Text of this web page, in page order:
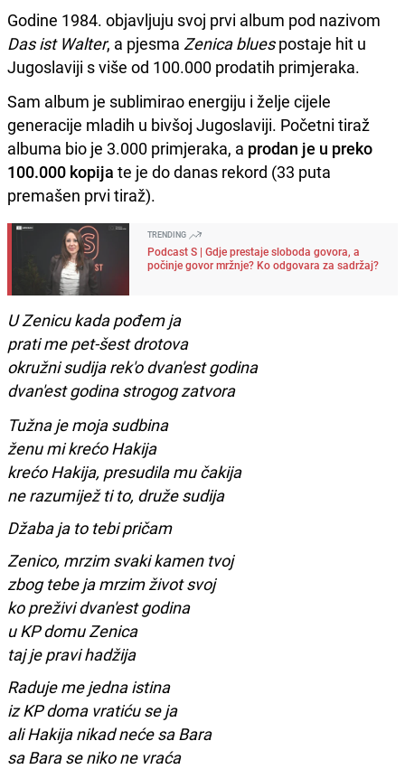
Godine 1984. objavljuju svoj prvi album pod nazivom
Das ist Walter, a pjesma Zenica bluespostaje hit u
Jugoslaviji s više od 100.000 prodatih primjeraka.
Sam album je sublimirao energiju i želje cijele
generacije mladih u bivšoj Jugoslaviji. Početni tiraž
albuma bio je 3.000 primjeraka, a prodan je u preko
100.000 kopija te je do danas rekord (33 puta
premašen prvi tiraž).
TRENDING
Podcast S | Gdje prestaje sloboda govora, a
počinje govor mržnje? Ko odgovara za sadržaj?
U Zenicu kada pođem ja
prati me pet-šest drotova
okružni sudija rek'o dvan'est godina
dvan'est godina strogog zatvora
Tužna je moja sudbina
ženu mi krećo Hakija
krećo Hakija, presudila mu čakija
ne razumijež ti to, druže sudija
Džaba ja to tebi pričam
Zenico, mrzim svaki kamen tvoj
zbog tebe ja mrzim život svoj
ko preživi dvan'est godina
u KP domu Zenica
taj je pravi hadžija
Raduje me jedna istina
iz KP doma vratiću se ja
ali Hakija nikad neće sa Bara
sa Bara se niko ne vraća